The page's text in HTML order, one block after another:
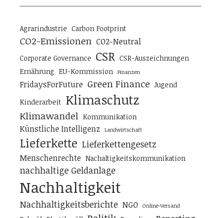
Agrarindustrie Carbon Footprint
CO2-Emissionen CO2-Neutral
Corporate Governance CSR CSR-Auszeichnungen
Ernährung EU-Kommission Finanzen
FridaysForFuture Green Finance Jugend
Kinderarbeit Klimaschutz
Klimawandel Kommunikation
Künstliche Intelligenz Landwirtschaft
Lieferkette Lieferkettengesetz
Menschenrechte Nachaltigkeitskommunikation
nachhaltige Geldanlage
Nachhaltigkeit
Nachhaltigkeitsberichte NGO Online-Versand